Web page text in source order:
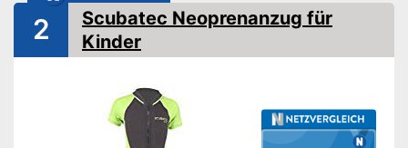
Vorteile
Dank Reißverschluss sicher
verschlossen
Nachteile
2
Scubatec Neoprenanzug für
Kinder